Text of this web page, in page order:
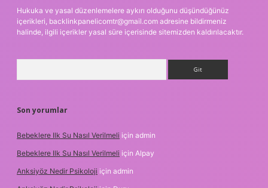
Hukuka ve yasal düzenlemelere aykırı olduğunu düşündüğünüz
içerikleri, backlinkpanelicomtr@gmail.com adresine bildirmeniz
halinde, ilgili içerikler yasal süre içerisinde sitemizden kaldırılacaktır.
Son yorumlar
Bebeklere Ilk Su Nasıl Verilmeli için admin
Bebeklere Ilk Su Nasıl Verilmeli için Alpay
Anksiyöz Nedir Psikoloji için admin